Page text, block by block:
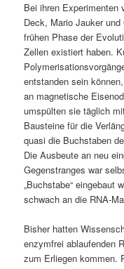
Bei ihren Experimenten
Deck, Mario Jauker
frühen Phase der
Zellen existiert haben.
entstanden sein
an magnetische
umspülten sie täglich
Bausteine für die
quasi die Buchstaben
Die Ausbeute an neu
Gegenstranges war
„Buchstabe“ eingebaut
schwach an die RNA-
Bisher hatten
enzymfrei ablaufenden
zum Erliegen kommen.